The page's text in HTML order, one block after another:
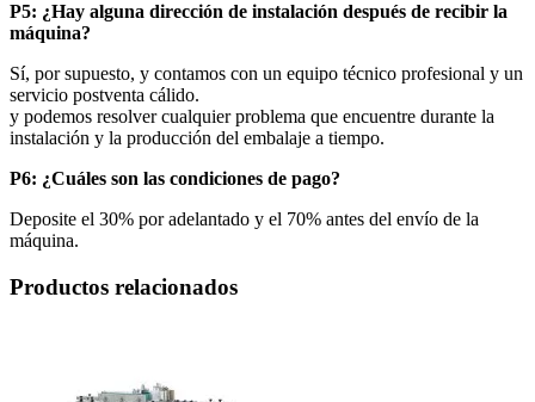
P5: ¿Hay alguna dirección de instalación después de recibir la
máquina?
Sí, por supuesto, y contamos con un equipo técnico profesional y un
servicio postventa cálido.
y podemos resolver cualquier problema que encuentre durante la
instalación y la producción del embalaje a tiempo.
P6: ¿Cuáles son las condiciones de pago?
Deposite el 30% por adelantado y el 70% antes del envío de la
máquina.
Productos relacionados